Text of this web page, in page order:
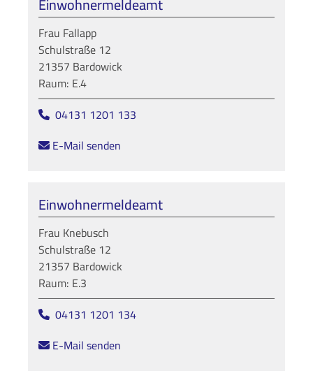
Frau Fallapp
Schulstraße 12
21357 Bardowick
Raum: E.4
04131 1201 133
E-Mail senden
Einwohnermeldeamt
Frau Knebusch
Schulstraße 12
21357 Bardowick
Raum: E.3
04131 1201 134
E-Mail senden